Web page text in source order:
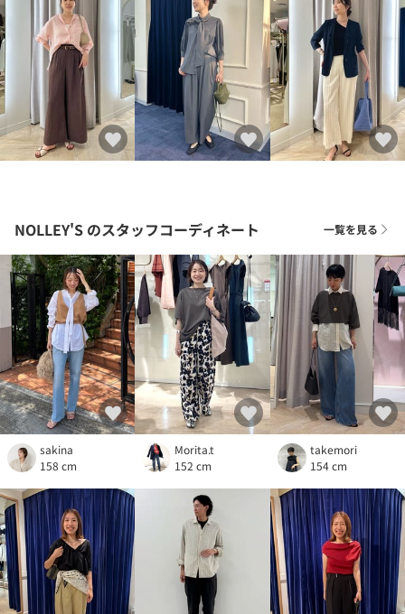
NOLLEY'S のスタッフコーディネート 一覧を見る
sakina
158 cm
Morita.t
152 cm
takemori
154 cm